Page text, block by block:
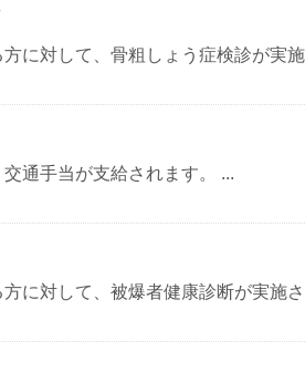
に対して、骨粗しょう症検診が実
通手当が支給されます。 ...
に対して、被爆者健康診断が実施